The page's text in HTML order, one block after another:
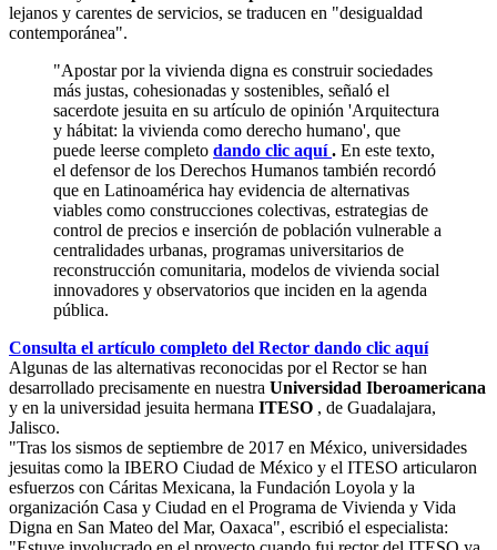
lejanos y carentes de servicios, se traducen en "desigualdad
contemporánea".
"Apostar por la vivienda digna es construir sociedades
más justas, cohesionadas y sostenibles, señaló el
sacerdote jesuita en su artículo de opinión 'Arquitectura
y hábitat: la vivienda como derecho humano', que
puede leerse completo dando clic aquí. En este texto,
el defensor de los Derechos Humanos también recordó
que en Latinoamérica hay evidencia de alternativas
viables como construcciones colectivas, estrategias de
control de precios e inserción de población vulnerable a
centralidades urbanas, programas universitarios de
reconstrucción comunitaria, modelos de vivienda social
innovadores y observatorios que inciden en la agenda
pública.
Consulta el artículo completo del Rector dando clic aquí
Algunas de las alternativas reconocidas por el Rector se han
desarrollado precisamente en nuestra Universidad Iberoamericana
y en la universidad jesuita hermana ITESO , de Guadalajara,
Jalisco.
"Tras los sismos de septiembre de 2017 en México, universidades
jesuitas como la IBERO Ciudad de México y el ITESO articularon
esfuerzos con Cáritas Mexicana, la Fundación Loyola y la
organización Casa y Ciudad en el Programa de Vivienda y Vida
Digna en San Mateo del Mar, Oaxaca", escribió el especialista: